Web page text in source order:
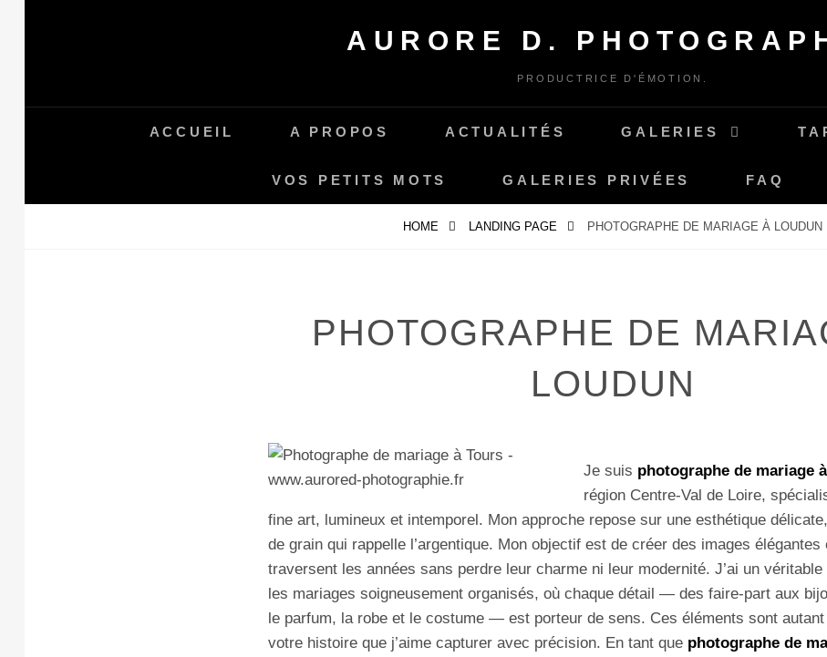
AURORE D.
PRODUCTRICE D'ÉMOTION.
ACCUEIL A PROPOS ACTUALITÉS GALERIES
VOS PETITS MOTS GALERIES PRIVÉES FAQ
HOME LANDING PAGE PHOTOGRAPHE DE MARIAGE À LOUDUN
PHOTOGRAPHE DE
LOUDUN
Je suis photographe de mariage
région Centre-Val de Loire,
fine art, lumineux et intemporel. Mon approche repose sur une esthétique
de grain qui rappelle l’argentique. Mon objectif est de créer des images élégantes
traversent les années sans perdre leur charme ni leur modernité. J’ai un
les mariages soigneusement organisés, où chaque détail — des faire-part aux
le parfum, la robe et le costume — est porteur de sens. Ces éléments sont
votre histoire que j’aime capturer avec précision. En tant que photographe de